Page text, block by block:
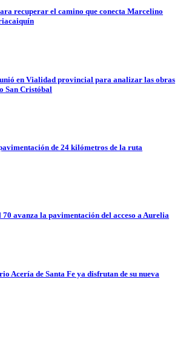
recuperar el camino que conecta Marcelino
en Vialidad provincial para analizar las obras
San Cristóbal
de 24 kilómetros de la ruta
avanza la pavimentación del acceso a Aurelia
Acería de Santa Fe ya disfrutan de su nueva